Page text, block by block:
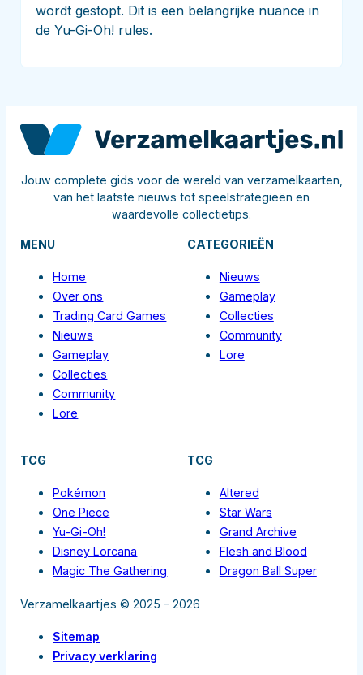
wordt gestopt. Dit is een belangrijke nuance in
de Yu-Gi-Oh! rules.
Jouw complete gids voor de wereld van verzamelkaarten,
van het laatste nieuws tot speelstrategieën en
waardevolle collectietips.
MENU
Home
Over ons
Trading Card Games
Nieuws
Gameplay
Collecties
Community
Lore
CATEGORIEËN
Nieuws
Gameplay
Collecties
Community
Lore
TCG
Pokémon
One Piece
Yu-Gi-Oh!
Disney Lorcana
Magic The Gathering
TCG
Altered
Star Wars
Grand Archive
Flesh and Blood
Dragon Ball Super
Verzamelkaartjes © 2025 - 2026
Sitemap
Privacy verklaring